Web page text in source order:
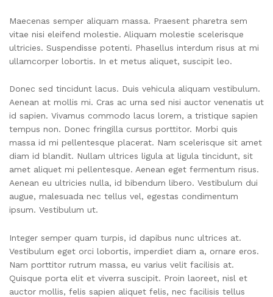
Maecenas semper aliquam massa. Praesent pharetra sem
vitae nisi eleifend molestie. Aliquam molestie scelerisque
ultricies. Suspendisse potenti. Phasellus interdum risus at mi
ullamcorper lobortis. In et metus aliquet, suscipit leo.
Donec sed tincidunt lacus. Duis vehicula aliquam vestibulum.
Aenean at mollis mi. Cras ac urna sed nisi auctor venenatis ut
id sapien. Vivamus commodo lacus lorem, a tristique sapien
tempus non. Donec fringilla cursus porttitor. Morbi quis
massa id mi pellentesque placerat. Nam scelerisque sit amet
diam id blandit. Nullam ultrices ligula at ligula tincidunt, sit
amet aliquet mi pellentesque. Aenean eget fermentum risus.
Aenean eu ultricies nulla, id bibendum libero. Vestibulum dui
augue, malesuada nec tellus vel, egestas condimentum
ipsum. Vestibulum ut.
Integer semper quam turpis, id dapibus nunc ultrices at.
Vestibulum eget orci lobortis, imperdiet diam a, ornare eros.
Nam porttitor rutrum massa, eu varius velit facilisis at.
Quisque porta elit et viverra suscipit. Proin laoreet, nisl et
auctor mollis, felis sapien aliquet felis, nec facilisis tellus